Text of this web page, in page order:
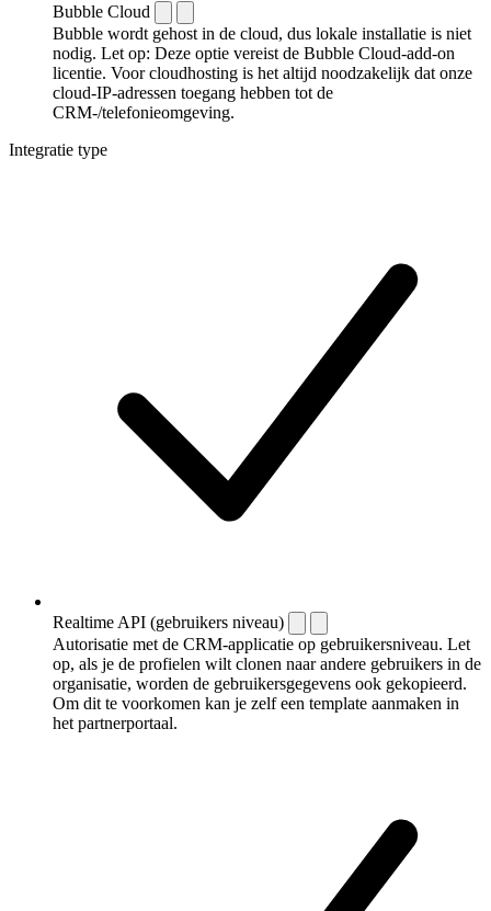
Bubble Cloud
Bubble wordt gehost in de cloud, dus lokale installatie is niet
nodig. Let op: Deze optie vereist de Bubble Cloud-add-on
licentie. Voor cloudhosting is het altijd noodzakelijk dat onze
cloud-IP-adressen toegang hebben tot de
CRM-/telefonieomgeving.
Integratie type
Realtime API (gebruikers niveau)
Autorisatie met de CRM-applicatie op gebruikersniveau. Let
op, als je de profielen wilt clonen naar andere gebruikers in de
organisatie, worden de gebruikersgegevens ook gekopieerd.
Om dit te voorkomen kan je zelf een template aanmaken in
het partnerportaal.